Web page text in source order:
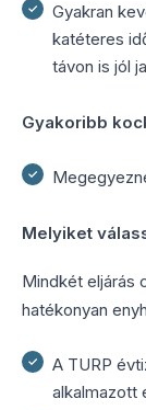
Gyakran
katéteres
távon is jól
Gyakoribb
Melyiket
Mindkét eljárás
hatékonyan
A TURP
alkalmazott